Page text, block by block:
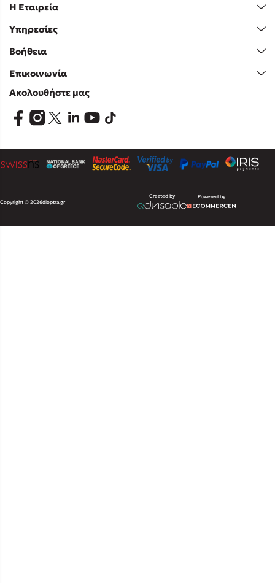
Η Εταιρεία
Υπηρεσίες
Βοήθεια
Επικοινωνία
Ακολουθήστε μας
Copyright © 2026dioptra.gr
Created by Powered by